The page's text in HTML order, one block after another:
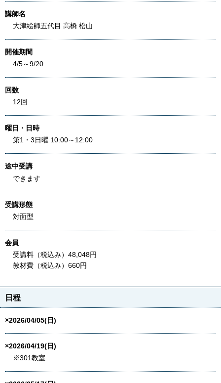
講師名
大津絵師五代目 高橋 松山
開催期間
4/5～9/20
回数
12回
曜日・日時
第1・3日曜 10:00～12:00
途中受講
できます
受講形態
対面型
会員
受講料（税込み）48,048円
教材費（税込み）660円
日程
×2026/04/05(日)
×2026/04/19(日)
※301教室